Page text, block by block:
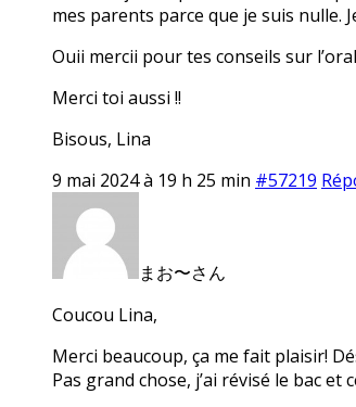
mes parents parce que je suis nulle.
Ouii mercii pour tes conseils sur
Merci toi aussi !!
Bisous, Lina
9 mai 2024 à 19 h 25 min #57219
まお〜さん
Coucou Lina,
Merci beaucoup, ça me fait plaisir!
Pas grand chose, j’ai révisé le bac